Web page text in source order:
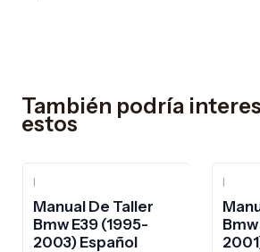
También podría
estos
|
Manual De Taller
Bmw E39 (1995-
2003) Español
|